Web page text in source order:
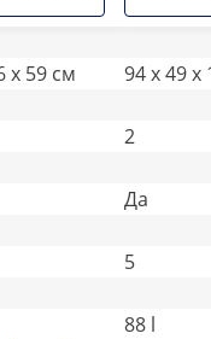
x 59 см
94 x 49 x
2
Да
5
88 l